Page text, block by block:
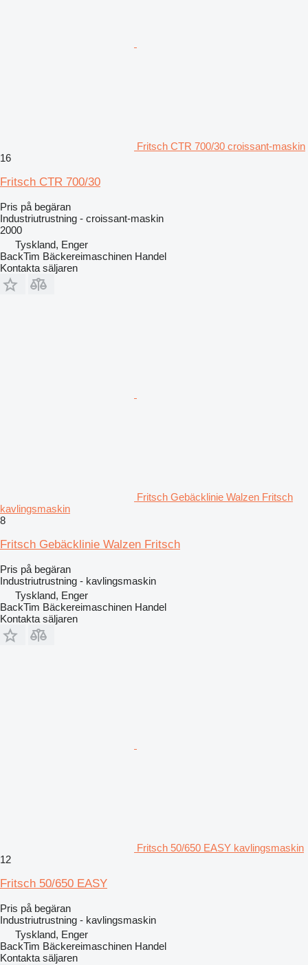
Fritsch CTR 700/30 croissant-maskin
16
Fritsch CTR 700/30
Pris på begäran
Industriutrustning - croissant-maskin
2000
Tyskland, Enger
BackTim Bäckereimaschinen Handel
Kontakta säljaren
Fritsch Gebäcklinie Walzen Fritsch
kavlingsmaskin
8
Fritsch Gebäcklinie Walzen Fritsch
Pris på begäran
Industriutrustning - kavlingsmaskin
Tyskland, Enger
BackTim Bäckereimaschinen Handel
Kontakta säljaren
Fritsch 50/650 EASY kavlingsmaskin
12
Fritsch 50/650 EASY
Pris på begäran
Industriutrustning - kavlingsmaskin
Tyskland, Enger
BackTim Bäckereimaschinen Handel
Kontakta säljaren